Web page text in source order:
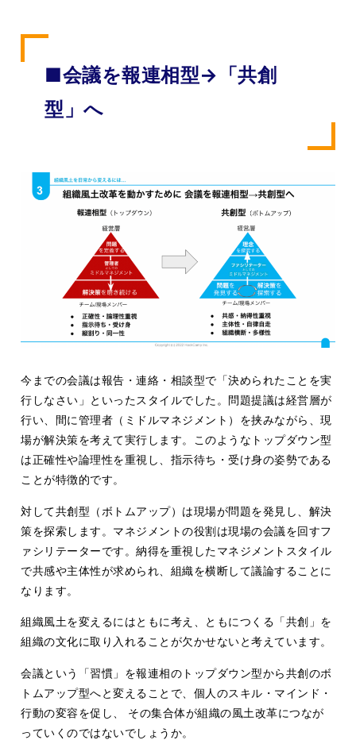
■会議を報連相型→「共創
型」へ
今までの会議は報告・連絡・相談型で「決められたことを実
行しなさい」といったスタイルでした。問題提議は経営層が
行い、間に管理者（ミドルマネジメント）を挟みながら、現
場が解決策を考えて実行します。このようなトップダウン型
は正確性や論理性を重視し、指示待ち・受け身の姿勢である
ことが特徴的です。
対して共創型（ボトムアップ）は現場が問題を発見し、解決
策を探索します。マネジメントの役割は現場の会議を回すフ
ァシリテーターです。納得を重視したマネジメントスタイル
で共感や主体性が求められ、組織を横断して議論することに
なります。
組織風土を変えるにはともに考え、ともにつくる「共創」を
組織の文化に取り入れることが欠かせないと考えています。
会議という「習慣」を報連相のトップダウン型から共創のボ
トムアップ型へと変えることで、個人のスキル・マインド・
行動の変容を促し、 その集合体が組織の風土改革につなが
っていくのではないでしょうか。